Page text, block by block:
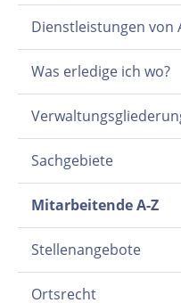
Dienstleistungen von
Was erledige ich wo?
Sachgebiete
Mitarbeitende A-Z
Stellenangebote
Ortsrecht